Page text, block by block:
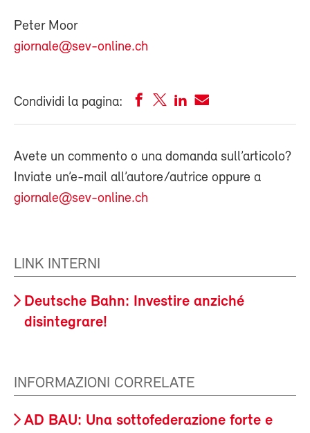
Peter Moor
giornale@sev-online.ch
Condividi la pagina:
Avete un commento o una domanda sull’articolo?
Inviate un’e-mail all’autore/autrice oppure a
giornale@sev-online.ch
LINK INTERNI
Deutsche Bahn: Investire anziché
disintegrare!
INFORMAZIONI CORRELATE
AD BAU: Una sottofederazione forte e